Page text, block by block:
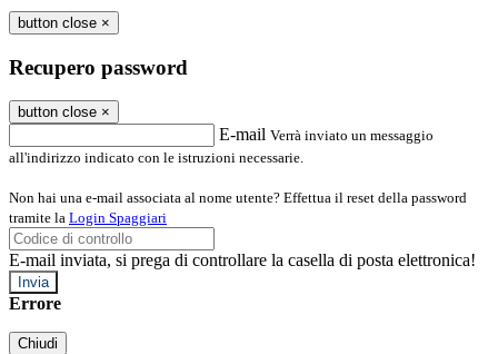
button close ×
Recupero password
button close ×
E-mail Verrà inviato un messaggio
all'indirizzo indicato con le istruzioni necessarie.
Non hai una e-mail associata al nome utente? Effettua il reset della password
tramite la Login Spaggiari
E-mail inviata, si prega di controllare la casella di posta elettronica!
Errore
Chiudi